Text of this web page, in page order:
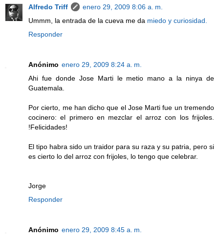
Alfredo Triff
enero 29, 2009 8:06 a. m.
Ummm, la entrada de la cueva me da miedo y curiosidad.
Responder
Anónimo enero 29, 2009 8:24 a. m.
Ahi fue donde Jose Marti le metio mano a la ninya de
Guatemala.
Por cierto, me han dicho que el Jose Marti fue un tremendo
cocinero: el primero en mezclar el arroz con los frijoles.
!Felicidades!
El tipo habra sido un traidor para su raza y su patria, pero si
es cierto lo del arroz con frijoles, lo tengo que celebrar.
Jorge
Responder
Anónimo enero 29, 2009 8:45 a. m.